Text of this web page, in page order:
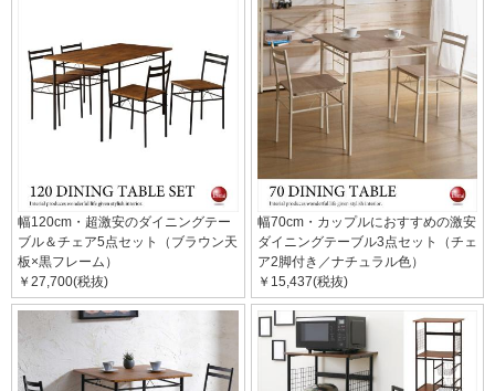
幅120cm・超激安のダイニングテー
ブル＆チェア5点セット（ブラウン天
板×黒フレーム）
￥27,700(税抜)
幅70cm・カップルにおすすめの激安
ダイニングテーブル3点セット（チェ
ア2脚付き／ナチュラル色）
￥15,437(税抜)